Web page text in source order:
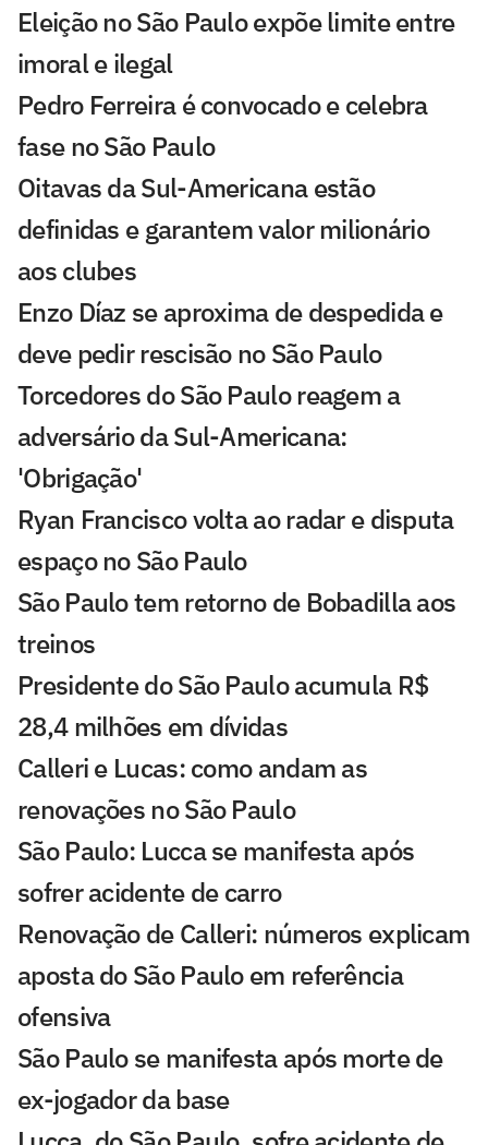
Eleição no São Paulo expõe limite entre
imoral e ilegal
Pedro Ferreira é convocado e celebra
fase no São Paulo
Oitavas da Sul-Americana estão
definidas e garantem valor milionário
aos clubes
Enzo Díaz se aproxima de despedida e
deve pedir rescisão no São Paulo
Torcedores do São Paulo reagem a
adversário da Sul-Americana:
'Obrigação'
Ryan Francisco volta ao radar e disputa
espaço no São Paulo
São Paulo tem retorno de Bobadilla aos
treinos
Presidente do São Paulo acumula R$
28,4 milhões em dívidas
Calleri e Lucas: como andam as
renovações no São Paulo
São Paulo: Lucca se manifesta após
sofrer acidente de carro
Renovação de Calleri: números explicam
aposta do São Paulo em referência
ofensiva
São Paulo se manifesta após morte de
ex-jogador da base